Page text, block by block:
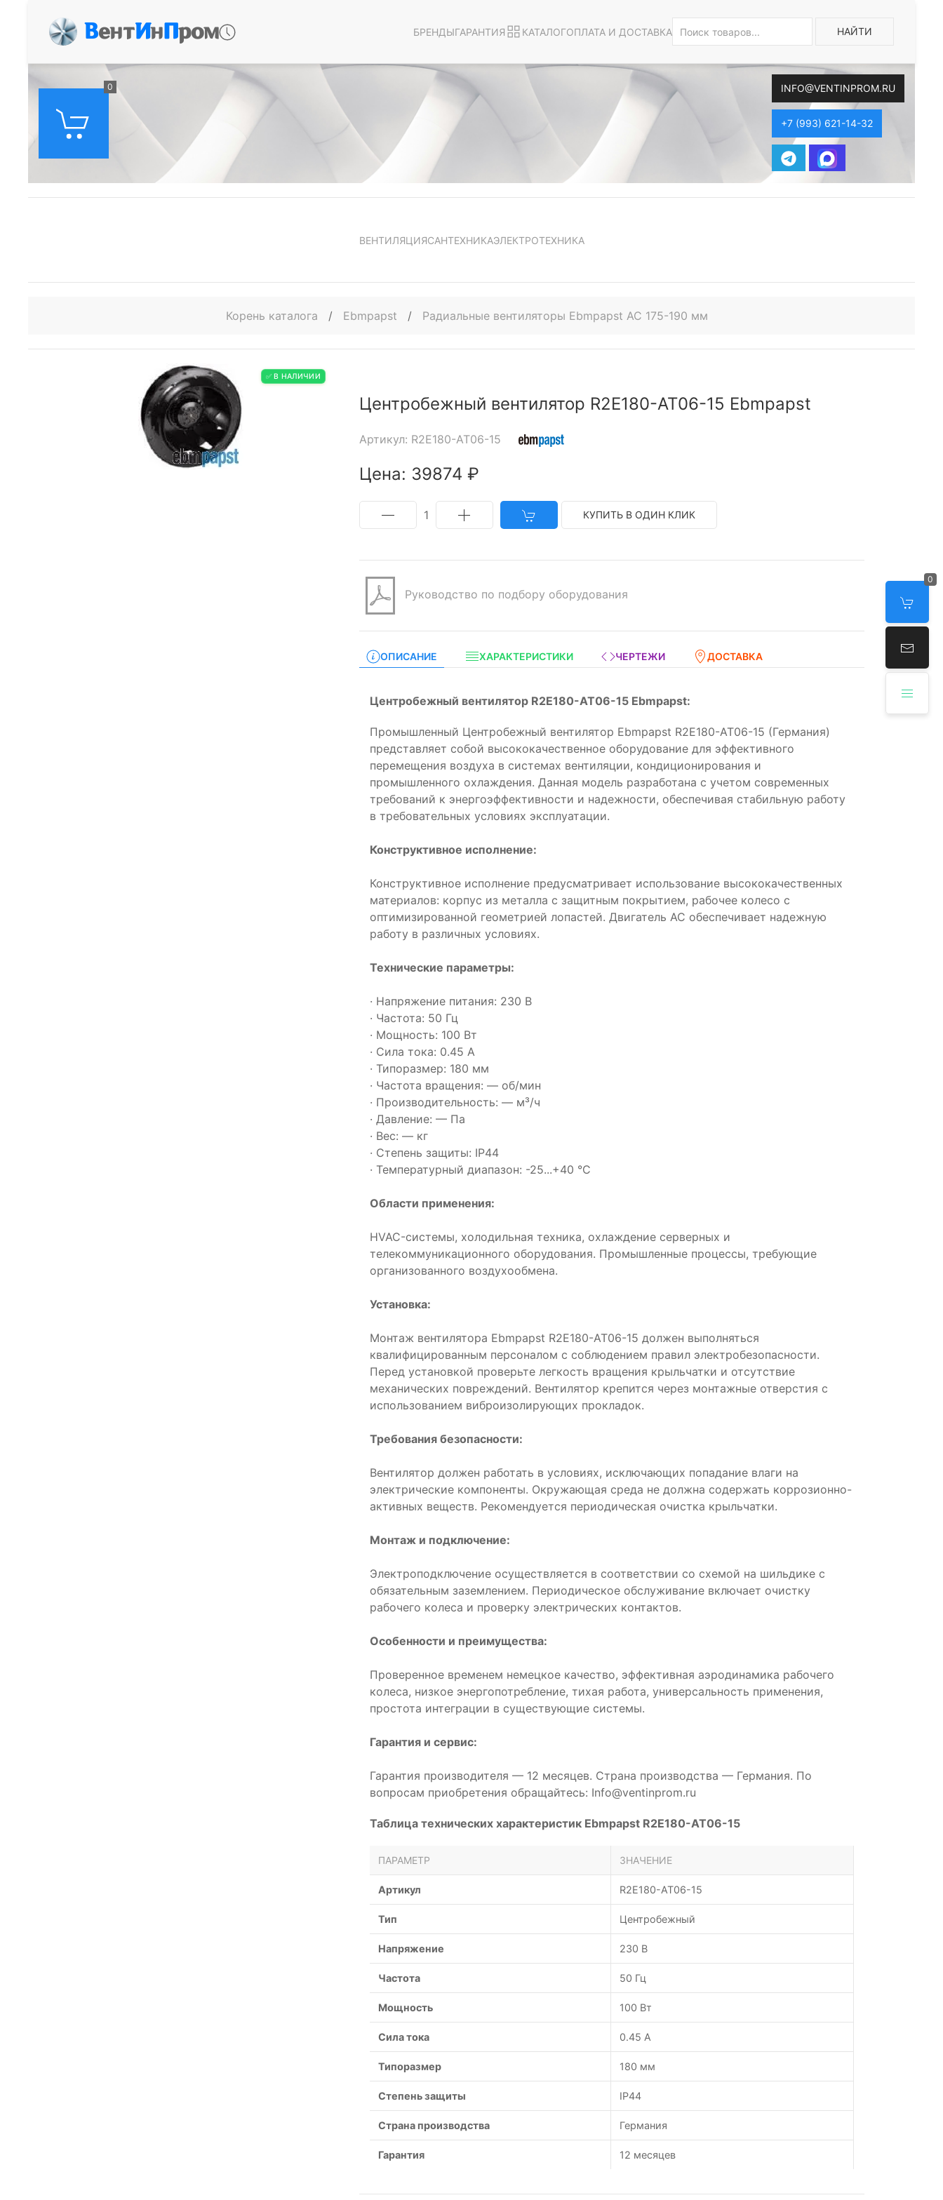
ВентИнПром БРЕНДЫГАРАНТИЯ КАТАЛОГОПЛАТА И ДОСТАВКА НАЙТИ
0 INFO@VENTINPROM.RU
+7 (993) 621-14-32
0
ВЕНТИЛЯЦИЯСАНТЕХНИКАЭЛЕКТРОТЕХНИКА
Корень каталога / Ebmpapst / Радиальные вентиляторы Ebmpapst AC 175-190 мм
✅ В НАЛИЧИИ
Центробежный вентилятор R2E180-AT06-15 Ebmpapst
Артикул: R2E180-AT06-15
Цена: 39874 ₽
1 КУПИТЬ В ОДИН КЛИК
Руководство по подбору оборудования
ОПИСАНИЕ ХАРАКТЕРИСТИКИ ЧЕРТЕЖИ ДОСТАВКА
Центробежный вентилятор R2E180-AT06-15 Ebmpapst:
Промышленный Центробежный вентилятор Ebmpapst R2E180-AT06-15 (Германия)
представляет собой высококачественное оборудование для эффективного
перемещения воздуха в системах вентиляции, кондиционирования и
промышленного охлаждения. Данная модель разработана с учетом современных
требований к энергоэффективности и надежности, обеспечивая стабильную работу
в требовательных условиях эксплуатации.
Конструктивное исполнение:
Конструктивное исполнение предусматривает использование высококачественных
материалов: корпус из металла с защитным покрытием, рабочее колесо с
оптимизированной геометрией лопастей. Двигатель AC обеспечивает надежную
работу в различных условиях.
Технические параметры:
· Напряжение питания: 230 В
· Частота: 50 Гц
· Мощность: 100 Вт
· Сила тока: 0.45 А
· Типоразмер: 180 мм
· Частота вращения: — об/мин
· Производительность: — м³/ч
· Давление: — Па
· Вес: — кг
· Степень защиты: IP44
· Температурный диапазон: -25...+40 °C
Области применения:
HVAC-системы, холодильная техника, охлаждение серверных и
телекоммуникационного оборудования. Промышленные процессы, требующие
организованного воздухообмена.
Установка:
Монтаж вентилятора Ebmpapst R2E180-AT06-15 должен выполняться
квалифицированным персоналом с соблюдением правил электробезопасности.
Перед установкой проверьте легкость вращения крыльчатки и отсутствие
механических повреждений. Вентилятор крепится через монтажные отверстия с
использованием виброизолирующих прокладок.
Требования безопасности:
Вентилятор должен работать в условиях, исключающих попадание влаги на
электрические компоненты. Окружающая среда не должна содержать коррозионно-
активных веществ. Рекомендуется периодическая очистка крыльчатки.
Монтаж и подключение:
Электроподключение осуществляется в соответствии со схемой на шильдике с
обязательным заземлением. Периодическое обслуживание включает очистку
рабочего колеса и проверку электрических контактов.
Особенности и преимущества:
Проверенное временем немецкое качество, эффективная аэродинамика рабочего
колеса, низкое энергопотребление, тихая работа, универсальность применения,
простота интеграции в существующие системы.
Гарантия и сервис:
Гарантия производителя — 12 месяцев. Страна производства — Германия. По
вопросам приобретения обращайтесь: Info@ventinprom.ru
Таблица технических характеристик Ebmpapst R2E180-AT06-15
ПАРАМЕТР ЗНАЧЕНИЕ
Артикул R2E180-AT06-15
Тип Центробежный
Напряжение 230 В
Частота 50 Гц
Мощность 100 Вт
Сила тока 0.45 А
Типоразмер 180 мм
Степень защиты IP44
Страна производства Германия
Гарантия 12 месяцев